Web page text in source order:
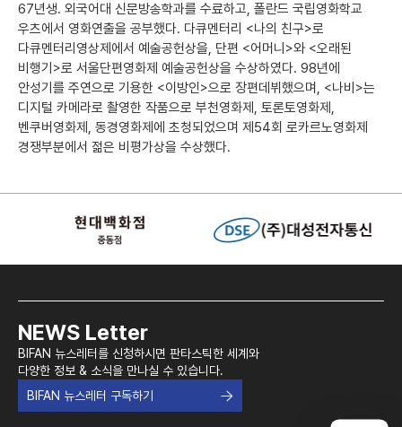
67년생. 외국어대 신문방송학과를 수료하고, 폴란드 국립영화학교
우츠에서 영화연출을 공부했다. 다큐멘터리 <나의 친구>로
다큐멘터리영상제에서 예술공헌상을, 단편 <어머니>와 <오래된
비행기>로 서울단편영화제 예술공헌상을 수상하였다. 98년에
안성기를 주연으로 기용한 <이방인>으로 장편데뷔했으며, <나비>는
디지털 카메라로 촬영한 작품으로 부천영화제, 토론토영화제,
벤쿠버영화제, 동경영화제에 초청되었으며 제54회 로카르노영화제
경쟁부분에서 젊은 비평가상을 수상했다.
NEWS Letter
BIFAN 뉴스레터를 신청하시면 판타스틱한 세계와
다양한 정보 & 소식을 만나실 수 있습니다.
BIFAN 뉴스레터 구독하기